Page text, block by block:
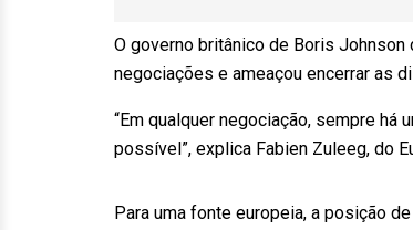
O governo britânico de Boris Johnson
negociações e ameaçou encerrar as
“Em qualquer negociação, sempre
possível”, explica Fabien Zuleeg, do
Para uma fonte europeia, a posição